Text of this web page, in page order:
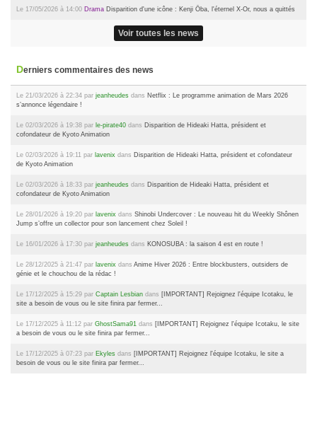
Le 17/05/2026 à 14:00 Drama Disparition d'une icône : Kenji Ōba, l'éternel X-Or, nous a quittés
Voir toutes les news
Derniers commentaires des news
Le 21/03/2026 à 22:34 par jeanheudes dans Netflix : Le programme animation de Mars 2026
s’annonce légendaire !
Le 02/03/2026 à 19:38 par le-pirate40 dans Disparition de Hideaki Hatta, président et
cofondateur de Kyoto Animation
Le 02/03/2026 à 19:11 par lavenix dans Disparition de Hideaki Hatta, président et cofondateur
de Kyoto Animation
Le 02/03/2026 à 18:33 par jeanheudes dans Disparition de Hideaki Hatta, président et
cofondateur de Kyoto Animation
Le 28/01/2026 à 19:20 par lavenix dans Shinobi Undercover : Le nouveau hit du Weekly Shônen
Jump s’offre un collector pour son lancement chez Soleil !
Le 16/01/2026 à 17:30 par jeanheudes dans KONOSUBA : la saison 4 est en route !
Le 28/12/2025 à 21:47 par lavenix dans Anime Hiver 2026 : Entre blockbusters, outsiders de
génie et le chouchou de la rédac !
Le 17/12/2025 à 15:29 par Captain Lesbian dans [IMPORTANT] Rejoignez l'équipe Icotaku, le
site a besoin de vous ou le site finira par fermer...
Le 17/12/2025 à 11:12 par GhostSama91 dans [IMPORTANT] Rejoignez l'équipe Icotaku, le site
a besoin de vous ou le site finira par fermer...
Le 17/12/2025 à 07:23 par Ekyles dans [IMPORTANT] Rejoignez l'équipe Icotaku, le site a
besoin de vous ou le site finira par fermer...